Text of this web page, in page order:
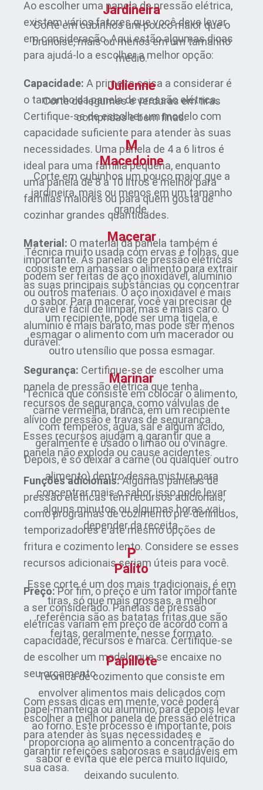
Ao escolher uma panela de pressão elétrica,
existem vários fatores que você deve levar
em consideração. Aqui estão algumas dicas
para ajudá-lo a escolher a melhor opção:
Capacidade: A primeira coisa a considerar é
o tamanho da panela de pressão elétrica.
Certifique-se de escolher um modelo com
capacidade suficiente para atender às suas
necessidades. Uma panela de 4 a 6 litros é
ideal para uma família pequena, enquanto
uma panela de 8 a 10 litros é melhor para
famílias maiores ou para quem gosta de
cozinhar grandes quantidades.
Material: O material da panela também é
importante. As panelas de pressão elétricas
podem ser feitas de aço inoxidável, alumínio
ou outros materiais. O aço inoxidável é mais
durável e fácil de limpar, mas é mais caro. O
alumínio é mais barato, mas pode ser menos
durável.
Segurança: Certifique-se de escolher uma
panela de pressão elétrica que tenha
recursos de segurança, como válvulas de
alívio de pressão e travas de segurança.
Esses recursos ajudam a garantir que a
panela não exploda ou cause acidentes.
Funções adicionais:Algumas panelas de
pressão elétricas têm recursos adicionais,
como programas de cozimento pré-definidos,
temporizadores e até mesmo opções de
fritura e cozimento lento. Considere se esses
recursos adicionais seriam úteis para você.
Preço:Por fim, o preço é um fator importante
a ser considerado. Panelas de pressão
elétricas variam em preço de acordo com a
capacidade, recursos e marca. Certifique-se
de escolher um modelo que se encaixe no
seu orçamento.
Com essas dicas em mente, você poderá
escolher a melhor panela de pressão elétrica
para atender às suas necessidades e
garantir refeições saborosas e saudáveis em
sua casa.
Jardineira
Corte em cubinhos um pouco maior que o
brunoise, mais ou menos em um tamanho
médio.
Julienne
Corte de legumes e verduras em tiras
compridas e bem finas.
M
Macedoine
Corte em cubinhos um pouco maior que a
jardineira, mais ou menos em um tamanho
grande.
Macerar
Técnica muito usada com ervas e folhas, que
consiste em amassar o alimento para extrair
as suas principais substâncias ou concentrar
o sabor. Para macerar, você vai precisar de
um recipiente, pode ser uma tigela, e
esmagar o alimento com um macerador ou
outro utensílio que possa esmagar.
Marinar
Técnica que consiste em colocar o alimento,
carne vermelha, branca, em um recipiente
com temperos, água, sal e algum ácido,
geralmente é usado o limão ou o vinagre.
Depois, é só deixar a carne (ou qualquer outro
alimento) dentro dessa mistura para
concentrar mais o sabor, isso pode levar
alguns minutos ou algumas horas, vai
depender da receita.
P
Palito
Esse corte é um dos mais tradicionais, é em
tiras, só que mais grossas, a melhor
referência são as batatas fritas que são
feitas, geralmente, nesse formato.
Papillote
Técnica de cozimento que consiste em
envolver alimentos mais delicados com
papel-manteiga ou alumínio, para depois levar
ao forno. Este processo é importante, pois
proporciona ao alimento a concentração do
sabor e evita que ele perca muito líquido,
deixando suculento.